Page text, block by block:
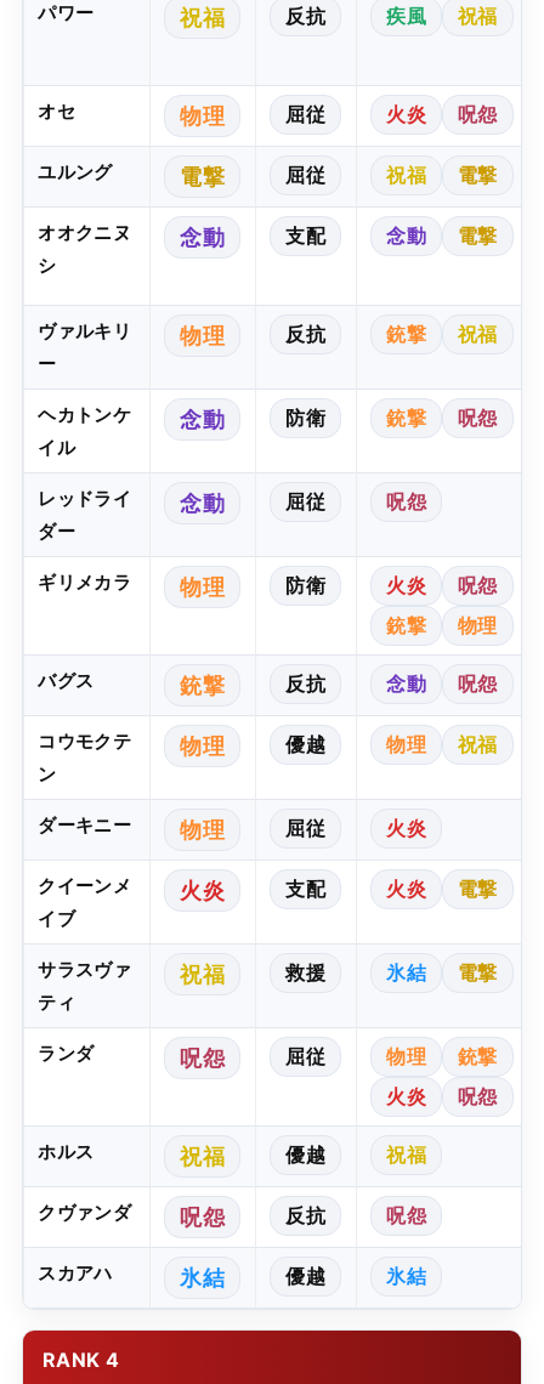
パワー 祝福 反抗 疾風 祝福
オセ 物理 屈従 火炎 呪怨
ユルング 電撃 屈従 祝福 電撃
オオクニヌ
シ
念動 支配 念動 電撃
ヴァルキリ
ー
物理 反抗 銃撃 祝福
ヘカトンケ
イル
念動 防衛 銃撃 呪怨
レッドライ
ダー
念動 屈従 呪怨
ギリメカラ 物理 防衛 火炎
呪怨
銃撃
物理
バグス 銃撃 反抗 念動 呪怨
コウモクテ
ン
物理 優越 物理 祝福
ダーキニー 物理 屈従 火炎
クイーンメ
イブ
火炎 支配 火炎 電撃
サラスヴァ
ティ
祝福 救援 氷結 電撃
ランダ 呪怨 屈従 物理
銃撃
火炎
呪怨
ホルス 祝福 優越 祝福
クヴァンダ 呪怨 反抗 呪怨
スカアハ 氷結 優越 氷結
RANK 4